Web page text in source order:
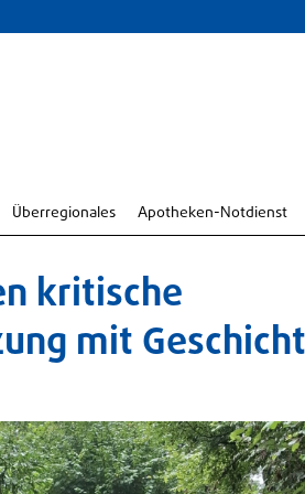
Überregionales Apotheken-Notdienst
kritische
mit